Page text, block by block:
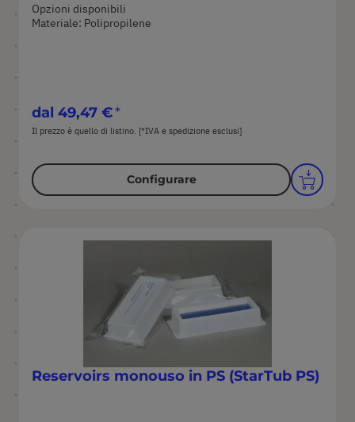
Opzioni disponibili
Materiale: Polipropilene
dal 49,47 €
Il prezzo è quello di listino. [*IVA e spedizione esclusi]
Configurare
Reservoirs monouso in PS (StarTub PS)